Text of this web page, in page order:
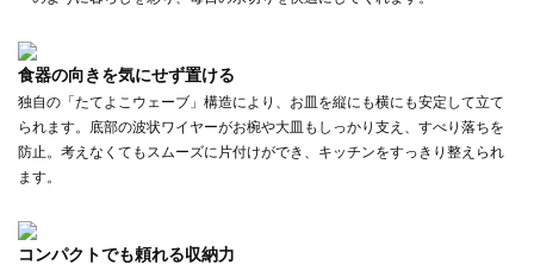
食器の向きを気にせず置ける
独自の「たてよこウェーブ」構造により、お皿を縦にも横にも安定して立て
られます。底部の波状ワイヤーがお椀や大皿もしっかり支え、すべり落ちを
防止。考えなくてもスムーズに片付けができ、キッチンをすっきり整えられ
ます。
コンパクトでも頼れる収納力